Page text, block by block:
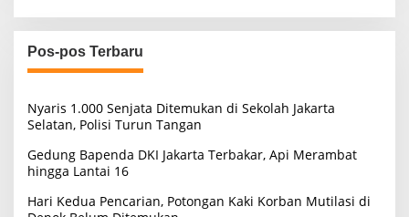
Pos-pos Terbaru
Nyaris 1.000 Senjata Ditemukan di Sekolah Jakarta
Selatan, Polisi Turun Tangan
Gedung Bapenda DKI Jakarta Terbakar, Api Merambat
hingga Lantai 16
Hari Kedua Pencarian, Potongan Kaki Korban Mutilasi di